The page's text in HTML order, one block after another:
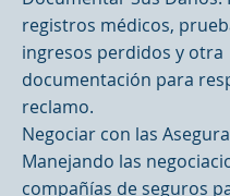
registros médicos,
ingresos perdidos y otra
documentación para
reclamo.
Negociar con las
Manejando las
compañías de seguros